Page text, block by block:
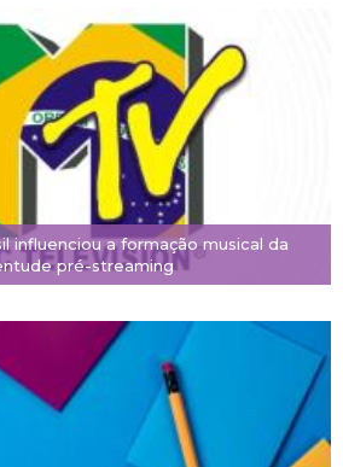
influenciou a formação musical da
pré-streaming